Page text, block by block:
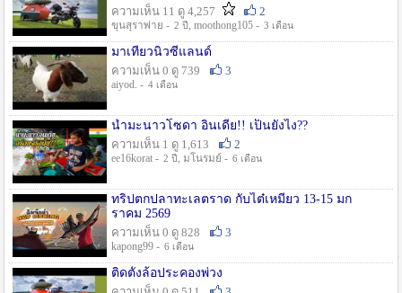
ความเห็น 11 ดู 4,257
2
ขุนสุราพ่าย - 2 ปี , moothong105 - 3 เดือน
มาเที่ยวนิวซีแลนด์
ความเห็น 0 ดู 739
3
aiyod. - 4 เดือน
น้ำมะนาวโซดา อินเดีย!! เป็นยังไง??
ความเห็น 1 ดู 1,613
2
ee16korat - 2 ปี , มโนรมย์ - 6 เดือน
ทริปตกปลาทะเลตราด กับไต๋เหมี่ยว 13-15 มก
ราคม 2569
ความเห็น 0 ดู 828
3
kapong99 - 6 เดือน
ติดตั้งล้อประคองพ่วง